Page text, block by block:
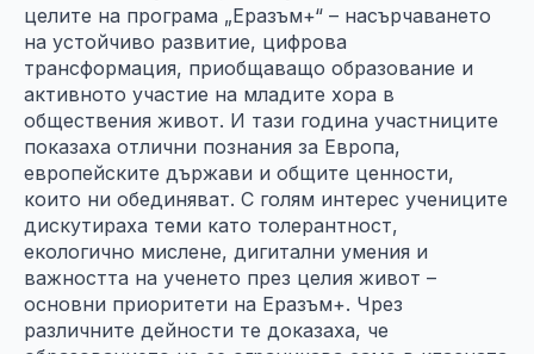
целите на програма „Еразъм+“ – насърчаването
на устойчиво развитие, цифрова
трансформация, приобщаващо образование и
активното участие на младите хора в
обществения живот. И тази година участниците
показаха отлични познания за Европа,
европейските държави и общите ценности,
които ни обединяват. С голям интерес учениците
дискутираха теми като толерантност,
екологично мислене, дигитални умения и
важността на ученето през целия живот –
основни приоритети на Еразъм+. Чрез
различните дейности те доказаха, че